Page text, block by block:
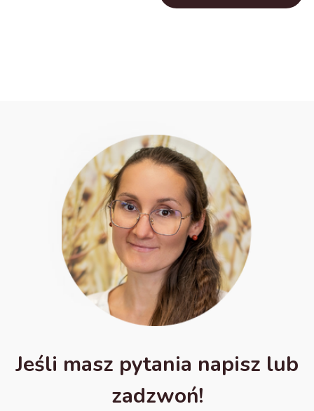
Jeśli masz pytania napisz lub
zadzwoń!